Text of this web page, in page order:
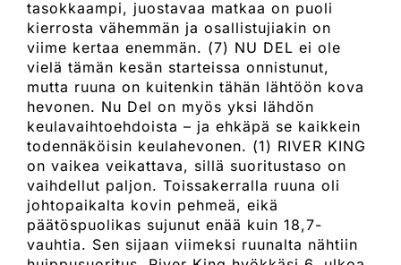
tasokkaampi, juostavaa matkaa on puoli
kierrosta vähemmän ja osallistujiakin on
viime kertaa enemmän. (7) NU DEL ei ole
vielä tämän kesän starteissa onnistunut,
mutta ruuna on kuitenkin tähän lähtöön kova
hevonen. Nu Del on myös yksi lähdön
keulavaihtoehdoista – ja ehkäpä se kaikkein
todennäköisin keulahevonen. (1) RIVER KING
on vaikea veikattava, sillä suoritustaso on
vaihdellut paljon. Toissakerralla ruuna oli
johtopaikalta kovin pehmeä, eikä
päätöspuolikas sujunut enää kuin 18,7-
vauhtia. Sen sijaan viimeksi ruunalta nähtiin